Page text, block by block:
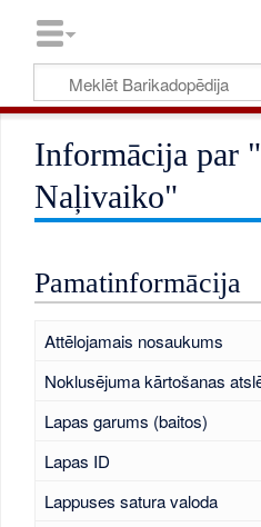
Informācija par
Naļivaiko"
Pamatinformācija
Attēlojamais nosaukums
Noklusējuma kārtošanas
Lapas garums (baitos)
Lapas ID
Lappuses satura valoda